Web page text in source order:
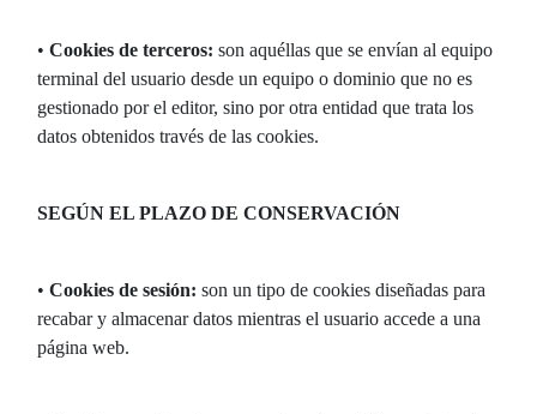
• Cookies de terceros: son aquéllas que se envían al equipo
terminal del usuario desde un equipo o dominio que no es
gestionado por el editor, sino por otra entidad que trata los
datos obtenidos través de las cookies.
SEGÚN EL PLAZO DE CONSERVACIÓN
• Cookies de sesión: son un tipo de cookies diseñadas para
recabar y almacenar datos mientras el usuario accede a una
página web.